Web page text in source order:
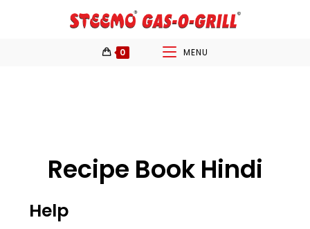
0 MENU
Recipe Book Hindi
Help